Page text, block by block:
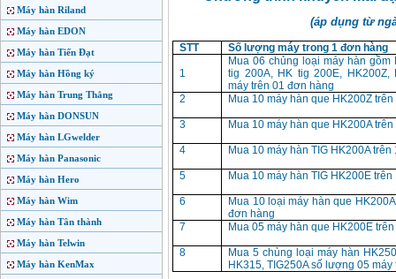
Máy hàn Riland
Máy hàn EDON
Máy hàn Tiến Đạt
Máy hàn Hồng ký
Máy hàn Trung Thắng
Máy hàn DONSUN
Máy hàn LGwelder
Máy hàn Panasonic
Máy hàn Hero
Máy hàn Wim
Máy hàn Tân thành
Máy hàn Telwin
Máy hàn KenMax
(áp dụng từ
STT Số lượng máy trong 1 đơn hàng
1
Mua 06 chủng loại máy hàn gồm
tig 200A, HK tig 200E,
máy trên 01 đơn hàng
2
Mua 10 máy hàn que HK200Z
3 Mua 10 máy hàn que HK200A
4 Mua 10 máy hàn TIG HK200A
5 Mua 10 máy hàn TIG HK200E
6
Mua 10 loại máy hàn que
đơn hàng
7
Mua 05 máy hàn que HK200E
8
Mua 5 chủng loại máy hàn
HK315, TIG250A số lượng 05